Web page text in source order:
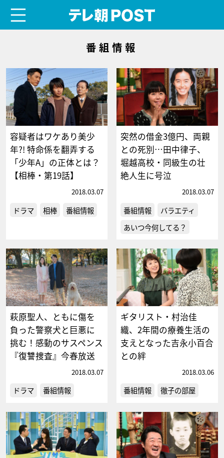
番組情報
容疑者はワケあり美少
年?! 特命係を翻弄する
「少年A」の正体とは？
【相棒・第19話】
2018.03.07
ドラマ 相棒 番組情報
突然の借金3億円、両親
との死別…田中律子、
堀越高校・同級生の壮
絶人生に号泣
2018.03.07
番組情報
バラエティ
あいつ今何してる？
萩原聖人、ともに傷を
負った警察犬と巨悪に
挑む！感動のサスペンス
『復讐捜査』今春放送
2018.03.07
ドラマ 番組情報
ギタリスト・村治佳
織、2年間の療養生活の
支えとなった吉永小百合
との絆
2018.03.06
番組情報 徹子の部屋